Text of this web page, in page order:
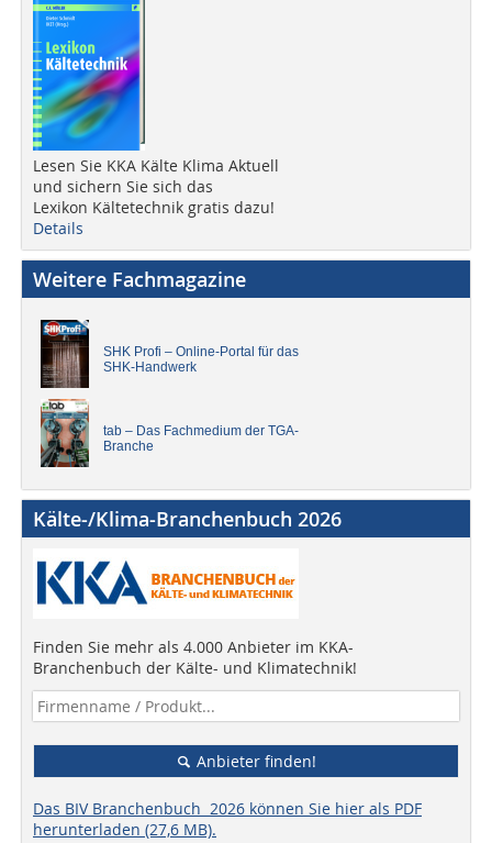
Lesen Sie KKA Kälte Klima Aktuell
und sichern Sie sich das
Lexikon Kältetechnik gratis dazu!
Details
Weitere Fachmagazine
SHK Profi – Online-Portal für das
SHK-Handwerk
tab – Das Fachmedium der TGA-
Branche
Kälte-/Klima-Branchenbuch 2026
Finden Sie mehr als 4.000 Anbieter im KKA-
Branchenbuch der Kälte- und Klimatechnik!
Anbieter finden!
Das BIV Branchenbuch 2026 können Sie hier als PDF
herunterladen (27,6 MB).